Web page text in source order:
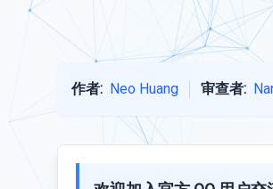
作者: Neo Huang 审查者: